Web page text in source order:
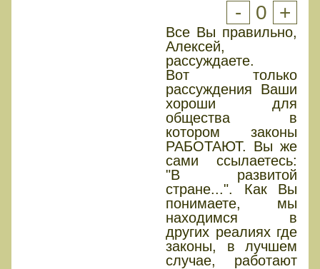
- 0 +
Все Вы правильно,
Алексей,
рассуждаете.
Вот только
рассуждения Ваши
хороши для
общества в
котором законы
РАБОТАЮТ. Вы же
сами ссылаетесь:
"В развитой
стране...". Как Вы
понимаете, мы
находимся в
других реалиях где
законы, в лучшем
случае, работают